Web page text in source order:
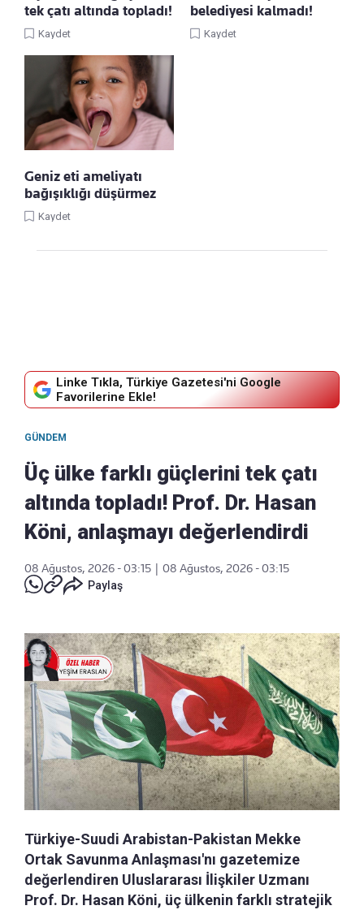
tek çatı altında topladı!
Kaydet
belediyesi kalmadı!
Kaydet
Geniz eti ameliyatı
bağışıklığı düşürmez
Kaydet
Linke Tıkla, Türkiye Gazetesi'ni Google
Favorilerine Ekle!
GÜNDEM
Üç ülke farklı güçlerini tek çatı
altında topladı! Prof. Dr. Hasan
Köni, anlaşmayı değerlendirdi
08 Ağustos, 2026 - 03:15 | 08 Ağustos, 2026 - 03:15
Paylaş
Türkiye-Suudi Arabistan-Pakistan Mekke
Ortak Savunma Anlaşması'nı gazetemize
değerlendiren Uluslararası İlişkiler Uzmanı
Prof. Dr. Hasan Köni, üç ülkenin farklı stratejik